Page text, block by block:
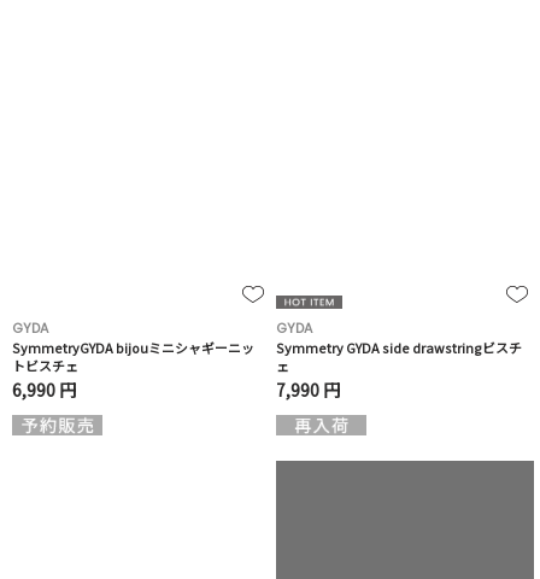
GYDA
SymmetryGYDA bijouミニシャギーニッ
トビスチェ
6,990 円
GYDA
Symmetry GYDA side drawstringビスチ
ェ
7,990 円